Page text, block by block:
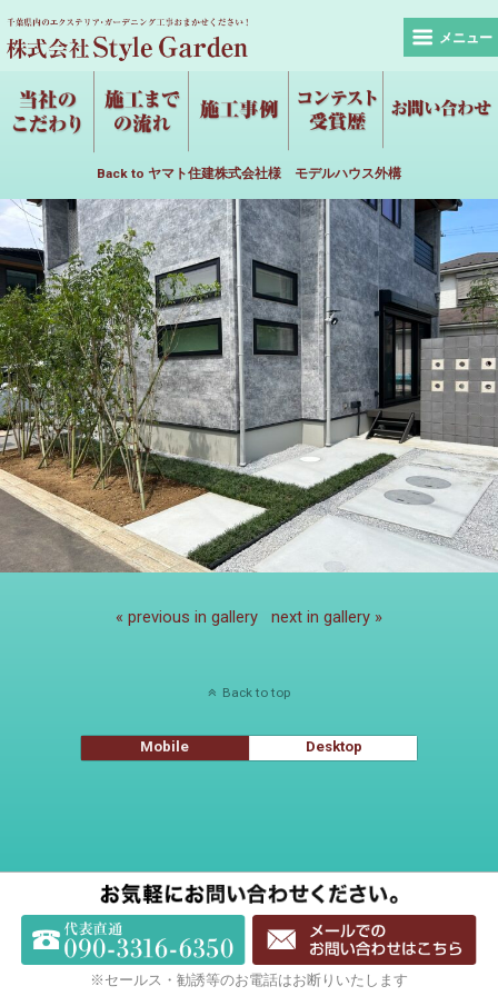
メニュー
Back to ヤマト住建株式会社様 モデルハウス外構
« previous in gallery next in gallery »
Back to top
Mobile Desktop
※セールス・勧誘等のお電話はお断りいたします